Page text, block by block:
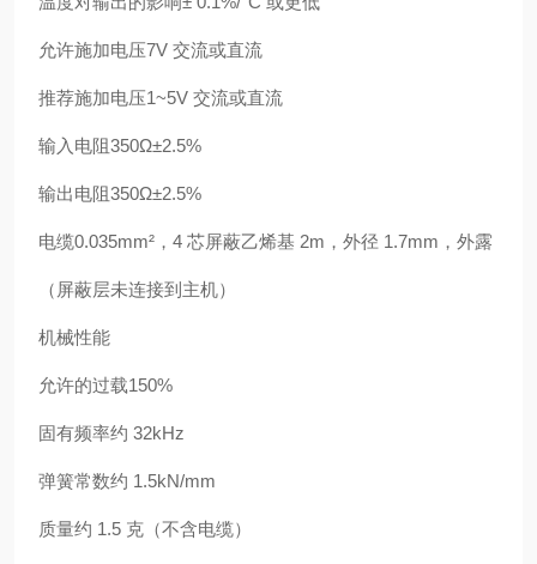
允许施加电压7V 交流或直流
推荐施加电压1~5V 交流或直流
输入电阻350Ω±2.5%
输出电阻350Ω±2.5%
电缆0.035mm²，4 芯屏蔽乙烯基 2m，外径 1.7mm，外露
（屏蔽层未连接到主机）
机械性能
允许的过载150%
固有频率约 32kHz
弹簧常数约 1.5kN/mm
质量约 1.5 克（不含电缆）